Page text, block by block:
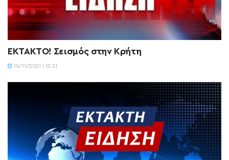
ΕΚΤΑΚΤΟ! Σεισμός στην Κρήτη
10/11/2021 | 12:21